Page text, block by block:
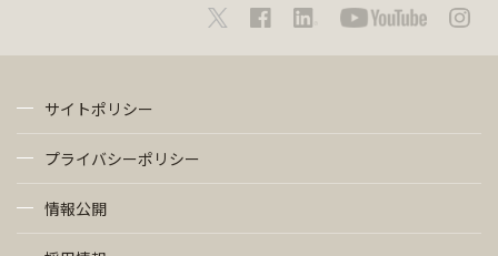
サイトポリシー
プライバシーポリシー
情報公開